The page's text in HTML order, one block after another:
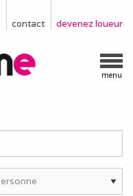
devenez loueur
contact
menu